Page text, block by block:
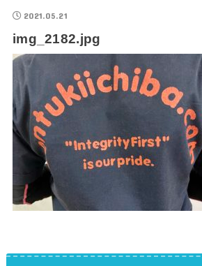
2021.05.21
img_2182.jpg